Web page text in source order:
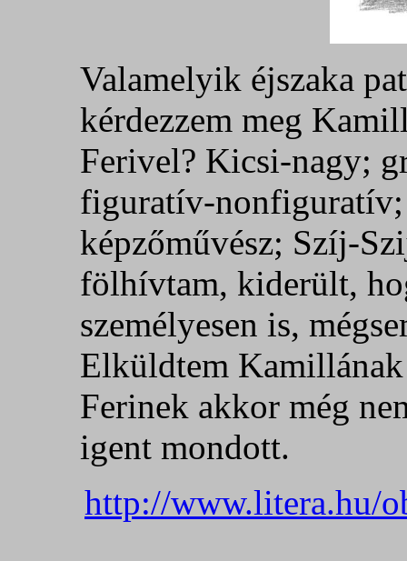
Valamelyik éjszaka
kérdezzem meg
Ferivel? Kicsi-nagy;
figuratív-
képzőművész; Szíj-
fölhívtam, kiderült,
személyesen is,
Elküldtem
Ferinek akkor még
igent mondott.
http://www.litera.hu/